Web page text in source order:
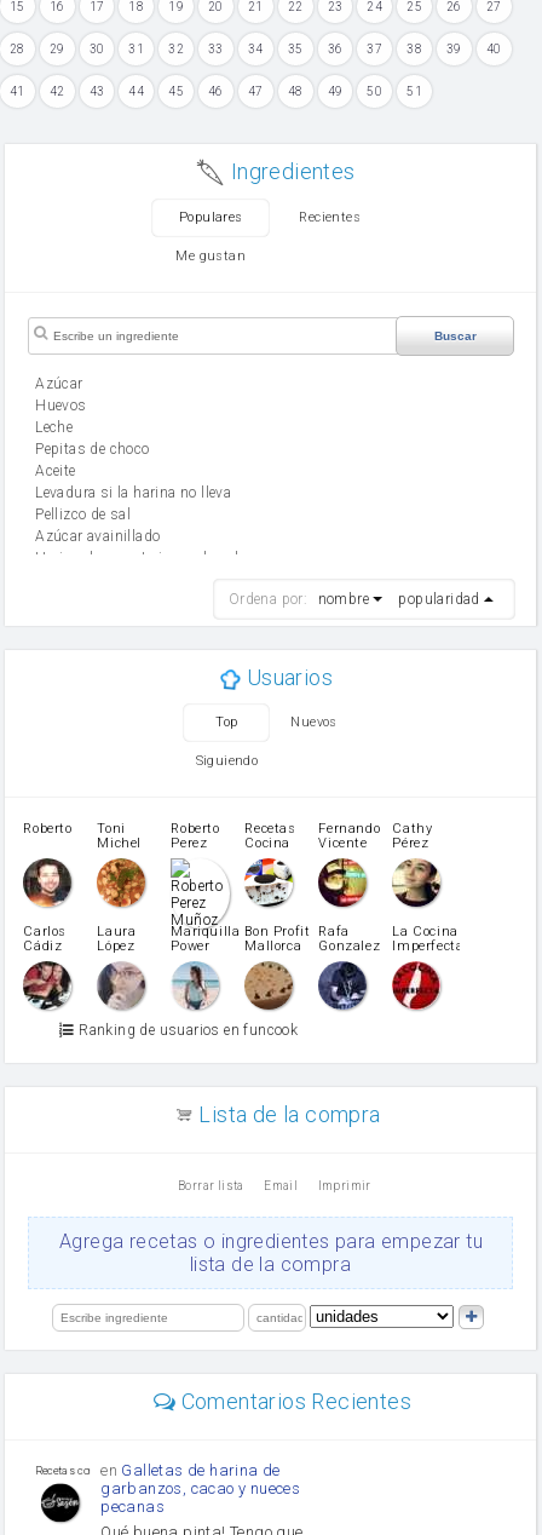
15 16 17 18 19 20 21 22 23 24 25 26 27
28 29 30 31 32 33 34 35 36 37 38 39 40
41 42 43 44 45 46 47 48 49 50 51
Ingredientes
Populares Recientes
Me gustan
Buscar
Azúcar
huevos
leche
Pepitas de choco
aceite
Levadura si la harina no lleva
Pellizco de sal
Azúcar avainillado
Harina de reposteria con levadura
mantequilla
Harina para bizcocho
patatas
pimiento rojo
Pimentón
pimiento verde
miel
vino blanco
Azúcar glass
Azúcar moreno
Zumo de limón
arroz
Ajos
salsa de soja
limón
Ordena por: nombre popularidad
Usuarios
Top Nuevos
Siguiendo
Roberto
Toni
Michel
Caubet
Roberto
Perez
Muñoz
Recetas
Cocina
Fernando
Vicente
Cathy
Pérez
Carlos
Cádiz
Laura
López
Martínez
Mariquilla
Power
Bon Profit
Mallorca
Rafa
Gonzalez
La Cocina
Imperfecta
Ranking de usuarios en funcook
Lista de la compra
Borrar lista Email Imprimir
Agrega recetas o ingredientes para empezar tu
lista de la compra
Comentarios Recientes
Recetas con sazon
en Galletas de harina de
garbanzos, cacao y nueces
pecanas